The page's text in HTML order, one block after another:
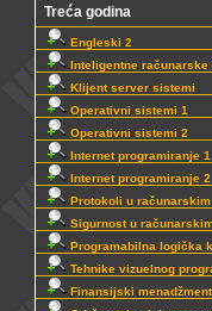
Treća godina
Engleski 2
Inteligentne računarske
Klijent server sistemi
Operativni sistemi 1
Operativni sistemi 2
Internet programiranje 1
Internet programiranje 2
Protokoli u računarskim
Sigurnost u
Programabilna logička
Tehnike vizuelnog
Finansijski menadžment